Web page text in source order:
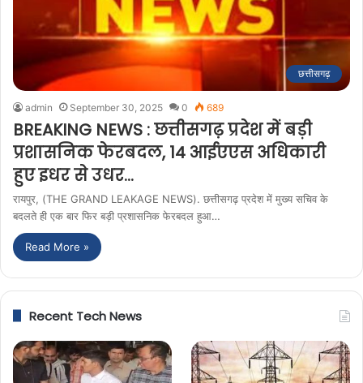
छत्तीसगढ़
admin September 30, 2025 0 689
BREAKING NEWS : छत्तीसगढ़ प्रदेश में बड़ी
प्रशासनिक फेरबदल, 14 आईएएस अधिकारी
हुए इधर से उधर…
रायपुर, (THE GRAND LEAKAGE NEWS). छत्तीसगढ़ प्रदेश में मुख्य सचिव के
बदलते ही एक बार फिर बड़ी प्रशासनिक फेरबदल हुआ…
Read More »
Recent Tech News